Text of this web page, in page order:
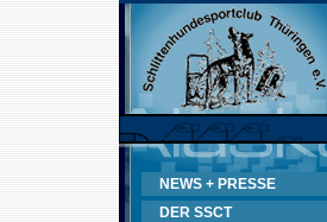
NEWS + PRESSE
DER SSCT